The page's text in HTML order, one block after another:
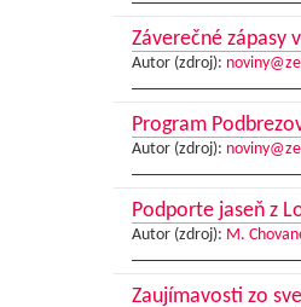
Záverečné zápasy
Autor (zdroj):
Program
Autor (zdroj):
Podporte jaseň z
Autor (zdroj): M.
Zaujímavosti zo